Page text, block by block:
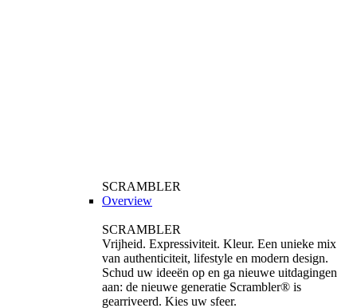
SCRAMBLER
Overview
SCRAMBLER
Vrijheid. Expressiviteit. Kleur. Een unieke mix
van authenticiteit, lifestyle en modern design.
Schud uw ideeën op en ga nieuwe uitdagingen
aan: de nieuwe generatie Scrambler® is
gearriveerd. Kies uw sfeer.